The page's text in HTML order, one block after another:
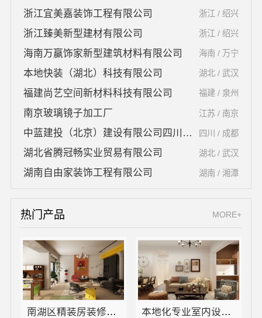
浙江宜美嘉装饰工程有限公司 浙江 / 绍兴
浙江臻美新型建材有限公司 浙江 / 绍兴
海南万赢饰家新型建筑材料有限公司 海南 / 万宁
本地快装（湖北）科技有限公司 湖北 / 武汉
福建尚艺空间新材料科技有限公司 福建 / 泉州
南京玻璃镜子加工厂 江苏 / 南京
中蓝建投（北京）建设有限公司四川第一分公司 四川 / 成都
湖北省腾冠畅实业贸易有限公司 湖北 / 武汉
湖南自由家装饰工程有限公司 湖南 / 湘潭
热门产品 MORE+
南湖区精装房装修怎么样嘉兴家美建材科技有限公司 本地化专业室内设计团队省心，嘉兴绿色之家建材科技有限公司